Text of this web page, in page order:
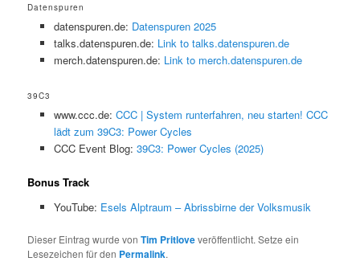
Datenspuren
datenspuren.de: Datenspuren 2025
talks.datenspuren.de: Link to talks.datenspuren.de
merch.datenspuren.de: Link to merch.datenspuren.de
39C3
www.ccc.de: CCC | System runterfahren, neu starten! CCC
lädt zum 39C3: Power Cycles
CCC Event Blog: 39C3: Power Cycles (2025)
Bonus Track
YouTube: Esels Alptraum – Abrissbirne der Volksmusik
Dieser Eintrag wurde vonTim Pritloveveröffentlicht. Setze ein
Lesezeichen für den Permalink.